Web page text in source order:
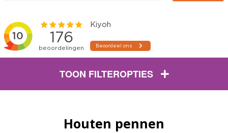
TOON FILTEROPTIES
Houten pennen